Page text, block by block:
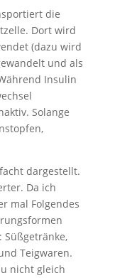
die
Dort wird
(dazu wird
und als
Insulin
Solange
dargestellt.
Da ich
mal Folgendes
Süßgetränke,
Teigwaren.
nicht gleich